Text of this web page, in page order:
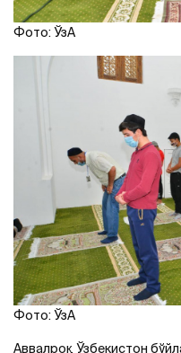
Фото: ЎзA
Фото: ЎзA
Aввалроқ Ўзбекистон